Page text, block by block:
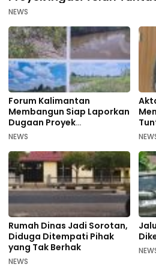
NEWS
Forum Kalimantan
Membangun Siap Laporkan
Dugaan Proyek
Bermasalah PUPR Kalteng
NEWS
Rumah Dinas Jadi Sorotan,
Diduga Ditempati Pihak
yang Tak Berhak
NEWS